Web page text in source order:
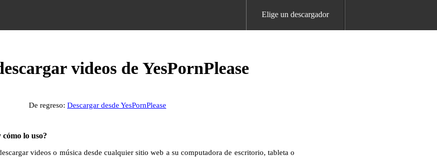
Elige un descargador
videos de YesPornPlease
De regreso: Descargar desde YesPornPlease
lo uso?
videos o música desde cualquier sitio web a su computadora de escritorio, tableta o